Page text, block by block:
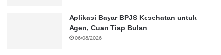
Aplikasi Bayar BPJS Kesehatan untuk
Agen, Cuan Tiap Bulan
06/08/2026